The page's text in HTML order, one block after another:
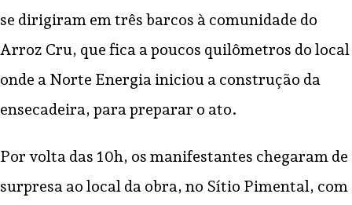
se dirigiram em três barcos à comunidade do
Arroz Cru, que fica a poucos quilômetros do local
onde a Norte Energia iniciou a construção da
ensecadeira, para preparar o ato.
Por volta das 10h, os manifestantes chegaram de
surpresa ao local da obra, no Sítio Pimental, com